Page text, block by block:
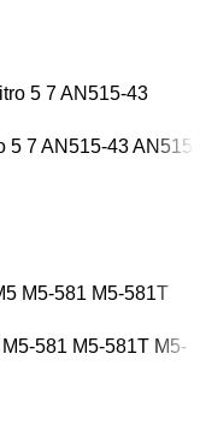
7 AN515-43 AN515-
581 M5-581T M5-